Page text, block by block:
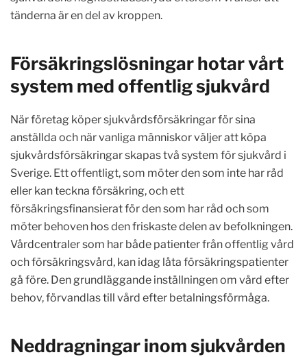
tänderna är en del av kroppen.
Försäkringslösningar hotar vårt
system med offentlig sjukvård
När företag köper sjukvårdsförsäkringar för sina
anställda och när vanliga människor väljer att köpa
sjukvårdsförsäkringar skapas två system för sjukvård i
Sverige. Ett offentligt, som möter den som inte har råd
eller kan teckna försäkring, och ett
försäkringsfinansierat för den som har råd och som
möter behoven hos den friskaste delen av befolkningen.
Vårdcentraler som har både patienter från offentlig vård
och försäkringsvård, kan idag låta försäkringspatienter
gå före. Den grundläggande inställningen om vård efter
behov, förvandlas till vård efter betalningsförmåga.
Neddragningar inom sjukvården